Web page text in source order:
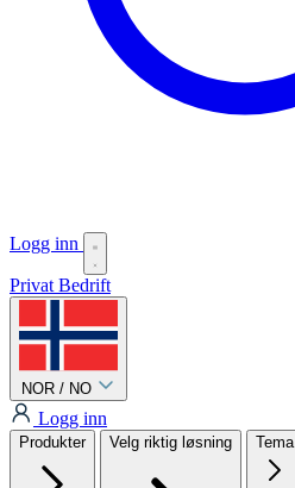
Logg inn
Privat Bedrift
NOR / NO
Logg inn
Produkter Velg riktig løsning Tema